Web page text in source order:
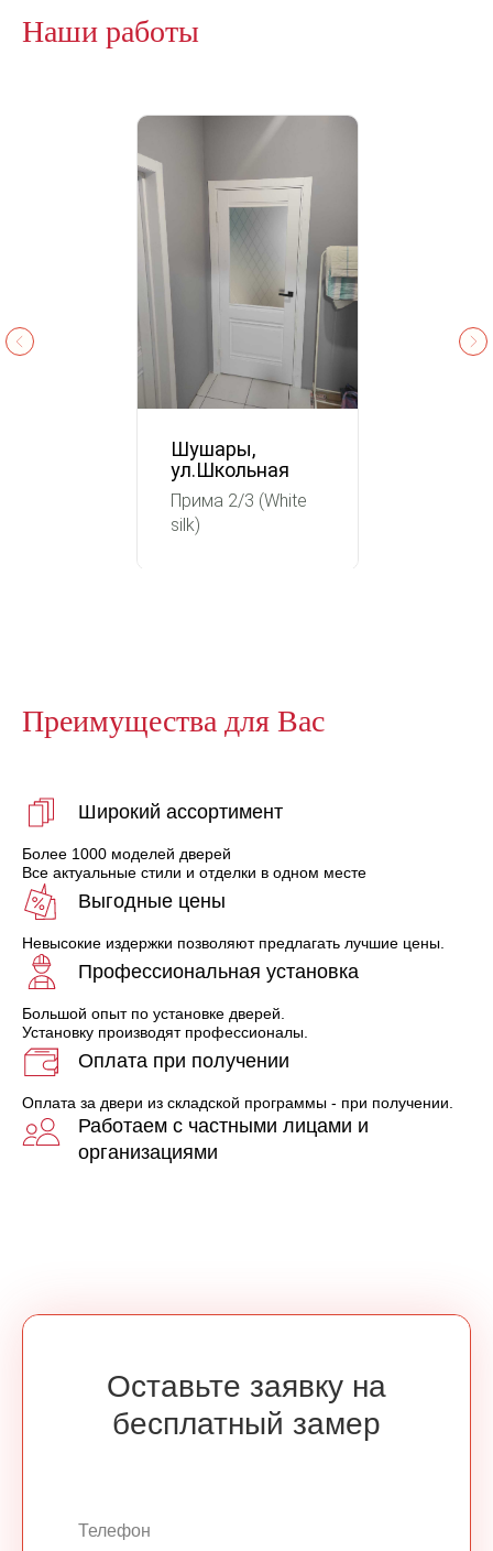
Наши работы
Шушары,
ул.Школьная
Прима 2/3 (White
silk)
Преимущества для Вас
Широкий ассортимент
Более 1000 моделей дверей
Все актуальные стили и отделки в одном месте
Выгодные цены
Невысокие издержки позволяют предлагать лучшие цены.
Профессиональная установка
Большой опыт по установке дверей.
Установку производят профессионалы.
Оплата при получении
Оплата за двери из складской программы - при получении.
Работаем с частными лицами и
организациями
Оставьте заявку на
бесплатный замер